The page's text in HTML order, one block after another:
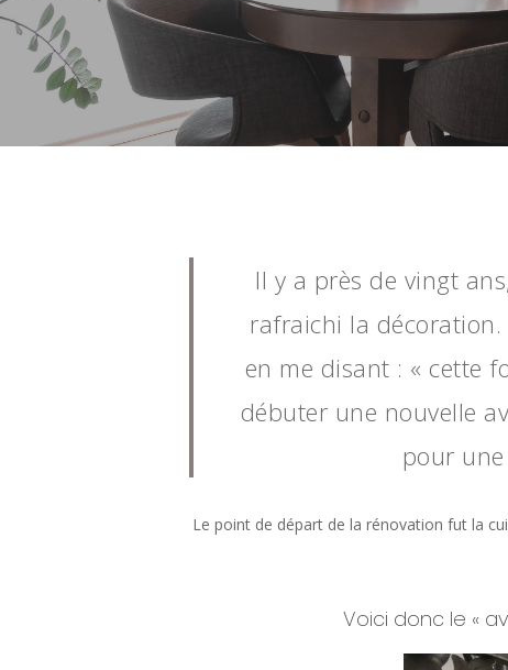
Il y a près de vingt
rafraichi la décoration.
en me disant : « cette
débuter une nouvelle
pour
Le point de départ de la rénovation fut la
Voici donc le «